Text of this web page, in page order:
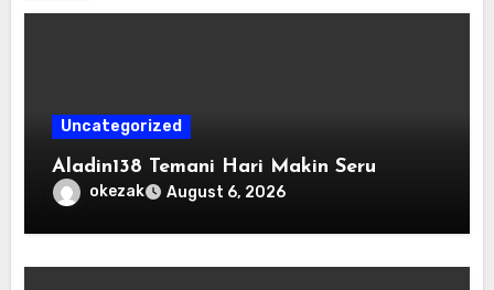
Uncategorized
Aladin138 Temani Hari Makin Seru
okezak August 6, 2026